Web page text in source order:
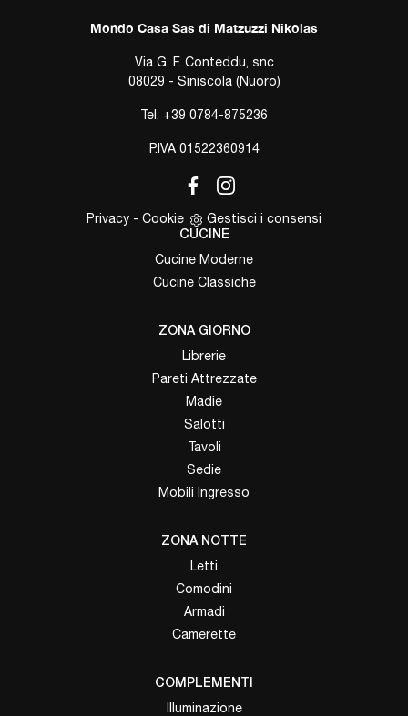
Mondo Casa Sas di Matzuzzi Nikolas
Via G. F. Conteddu, snc
08029 - Siniscola (Nuoro)
Tel. +39 0784-875236
P.IVA 01522360914
Privacy - Cookie Gestisci i consensi
CUCINE
Cucine Moderne
Cucine Classiche
ZONA GIORNO
Librerie
Pareti Attrezzate
Madie
Salotti
Tavoli
Sedie
Mobili Ingresso
ZONA NOTTE
Letti
Comodini
Armadi
Camerette
COMPLEMENTI
Illuminazione